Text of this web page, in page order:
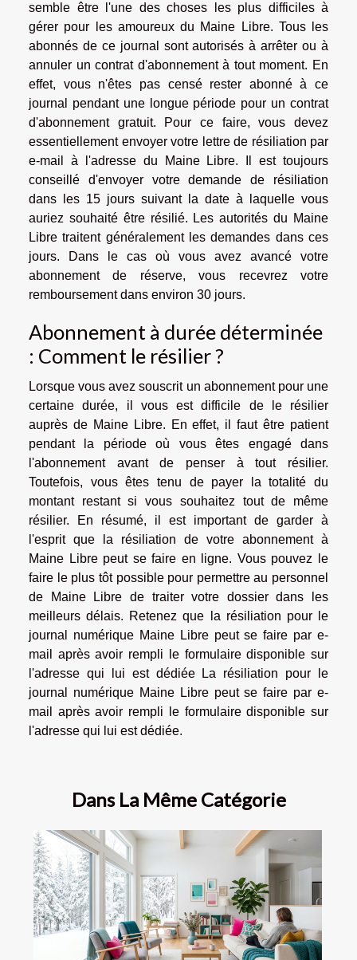
semble être l'une des choses les plus difficiles à
gérer pour les amoureux du Maine Libre. Tous les
abonnés de ce journal sont autorisés à arrêter ou à
annuler un contrat d'abonnement à tout moment. En
effet, vous n'êtes pas censé rester abonné à ce
journal pendant une longue période pour un contrat
d'abonnement gratuit. Pour ce faire, vous devez
essentiellement envoyer votre lettre de résiliation par
e-mail à l'adresse du Maine Libre. Il est toujours
conseillé d'envoyer votre demande de résiliation
dans les 15 jours suivant la date à laquelle vous
auriez souhaité être résilié. Les autorités du Maine
Libre traitent généralement les demandes dans ces
jours. Dans le cas où vous avez avancé votre
abonnement de réserve, vous recevrez votre
remboursement dans environ 30 jours.
Abonnement à durée déterminée
: Comment le résilier ?
Lorsque vous avez souscrit un abonnement pour une
certaine durée, il vous est difficile de le résilier
auprès de Maine Libre. En effet, il faut être patient
pendant la période où vous êtes engagé dans
l'abonnement avant de penser à tout résilier.
Toutefois, vous êtes tenu de payer la totalité du
montant restant si vous souhaitez tout de même
résilier. En résumé, il est important de garder à
l'esprit que la résiliation de votre abonnement à
Maine Libre peut se faire en ligne. Vous pouvez le
faire le plus tôt possible pour permettre au personnel
de Maine Libre de traiter votre dossier dans les
meilleurs délais. Retenez que la résiliation pour le
journal numérique Maine Libre peut se faire par e-
mail après avoir rempli le formulaire disponible sur
l'adresse qui lui est dédiée La résiliation pour le
journal numérique Maine Libre peut se faire par e-
mail après avoir rempli le formulaire disponible sur
l'adresse qui lui est dédiée.
Dans La Même Catégorie